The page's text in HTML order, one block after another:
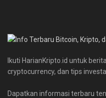
Ikuti HarianKripto.id untuk
cryptocurrency, dan tips
Dapatkan informasi terbaru